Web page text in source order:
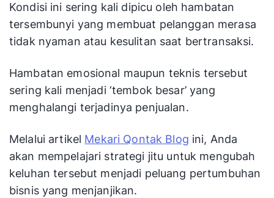
Kondisi ini sering kali dipicu oleh hambatan
tersembunyi yang membuat pelanggan merasa
tidak nyaman atau kesulitan saat bertransaksi.
Hambatan emosional maupun teknis tersebut
sering kali menjadi ‘tembok besar’ yang
menghalangi terjadinya penjualan.
Melalui artikel Mekari Qontak Blog ini, Anda
akan mempelajari strategi jitu untuk mengubah
keluhan tersebut menjadi peluang pertumbuhan
bisnis yang menjanjikan.